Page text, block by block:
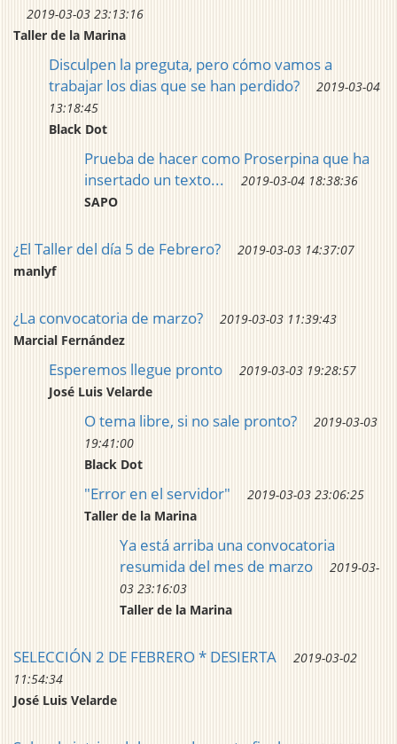
2019-03-03 23:13:16
Taller de la Marina
Disculpen la preguta, pero cómo vamos a
trabajar los dias que se han perdido?
2019-03-04
13:18:45
Black Dot
Prueba de hacer como Proserpina que ha
insertado un texto...
2019-03-04 18:38:36
SAPO
¿El Taller del día 5 de Febrero?
2019-03-03 14:37:07
manlyf
¿La convocatoria de marzo?
2019-03-03 11:39:43
Marcial Fernández
Esperemos llegue pronto
2019-03-03 19:28:57
José Luis Velarde
O tema libre, si no sale pronto?
2019-03-03
19:41:00
Black Dot
"Error en el servidor"
2019-03-03 23:06:25
Taller de la Marina
Ya está arriba una convocatoria
resumida del mes de marzo
2019-03-
03 23:16:03
Taller de la Marina
SELECCIÓN 2 DE FEBRERO * DESIERTA
2019-03-02
11:54:34
José Luis Velarde